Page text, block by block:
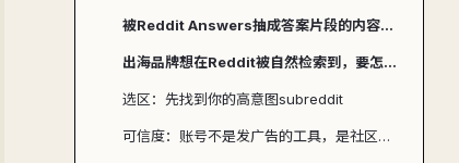
被Reddit Answers抽成答案片段的内容，具体长什么样？
出海品牌想在Reddit被自然检索到，要怎么系统地做？
选区：先找到你的高意图subreddit
可信度：账号不是发广告的工具，是社区身份